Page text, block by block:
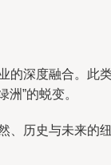
深度融合。
”的蜕变。
历史与未来的